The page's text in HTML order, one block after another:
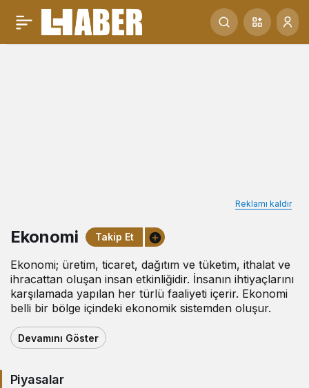
Ekonomi
Reklamı kaldır
Ekonomi Takip Et
Ekonomi; üretim, ticaret, dağıtım ve tüketim, ithalat ve
ihracattan oluşan insan etkinliğidir. İnsanın ihtiyaçlarını
karşılamada yapılan her türlü faaliyeti içerir. Ekonomi
belli bir bölge içindeki ekonomik sistemden oluşur.
Devamını Göster
Piyasalar